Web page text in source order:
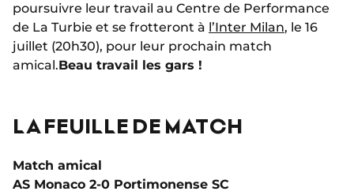
poursuivre leur travail au Centre de Performance
de La Turbie et se frotteront à l’Inter Milan, le 16
juillet (20h30), pour leur prochain match
amical.Beau travail les gars !
LA FEUILLE DE MATCH
Match amical
AS Monaco 2-0 Portimonense SC